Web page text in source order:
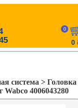
0
0
система > Головка
4006043280